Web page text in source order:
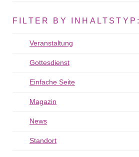
FILTER BY INHALTSTYP:
Veranstaltung
Gottesdienst
Einfache Seite
Magazin
News
Standort